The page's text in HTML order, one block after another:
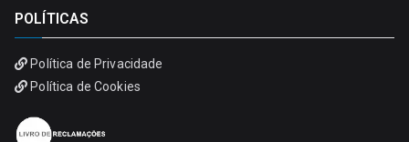
POLÍTICAS
Política de Privacidade
Política de Cookies